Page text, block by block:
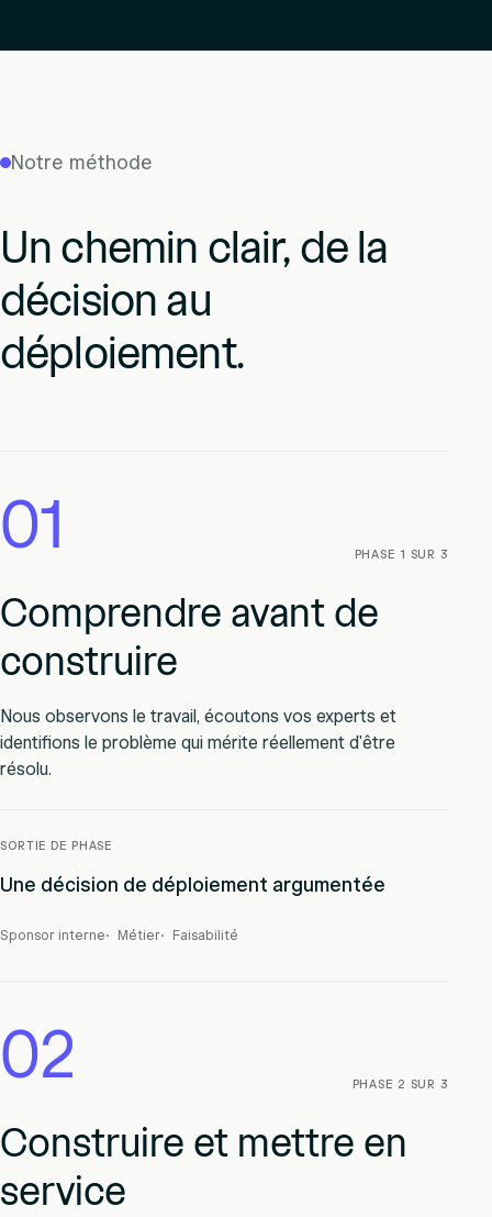
Notre méthode
Un chemin clair, de la
décision au
déploiement.
01 PHASE 1 SUR 3
Comprendre avant de
construire
Nous observons le travail, écoutons vos experts et
identifions le problème qui mérite réellement d'être
résolu.
SORTIE DE PHASE
Une décision de déploiement argumentée
Sponsor interne Métier Faisabilité
02 PHASE 2 SUR 3
Construire et mettre en
service